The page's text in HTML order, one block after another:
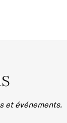
et événements.